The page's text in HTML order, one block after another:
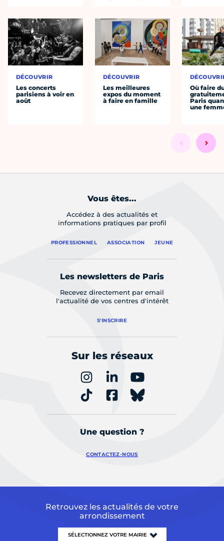
DÉCOUVRIR
Les concerts
parisiens à voir en
août
DÉCOUVRIR
Les meilleures
expos du moment
à faire en famille
Où faire
Paris
une
Vous êtes...
Accédez à des actualités et
informations pratiques par profil
PROFESSIONNEL ASSOCIATION JEUNE
Les newsletters de Paris
Recevez directement par email
l'actualité de vos centres d'intérêt
S'INSCRIRE
Sur les réseaux
Une question ?
CONTACTEZ-NOUS
Retrouvez les actualités de votre
arrondissement